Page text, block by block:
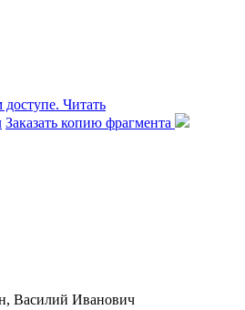
Читать
Заказать копию фрагмента
Василий Иванович